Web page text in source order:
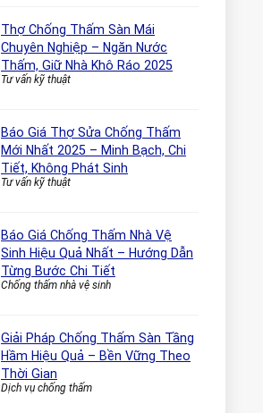
Thợ Chống Thấm Sàn Mái
Chuyên Nghiệp – Ngăn Nước
Thấm, Giữ Nhà Khô Ráo 2025
Tư vấn kỹ thuật
Báo Giá Thợ Sửa Chống Thấm
Mới Nhất 2025 – Minh Bạch, Chi
Tiết, Không Phát Sinh
Tư vấn kỹ thuật
Báo Giá Chống Thấm Nhà Vệ
Sinh Hiệu Quả Nhất – Hướng Dẫn
Từng Bước Chi Tiết
Chống thấm nhà vệ sinh
Giải Pháp Chống Thấm Sàn Tầng
Hầm Hiệu Quả – Bền Vững Theo
Thời Gian
Dịch vụ chống thấm